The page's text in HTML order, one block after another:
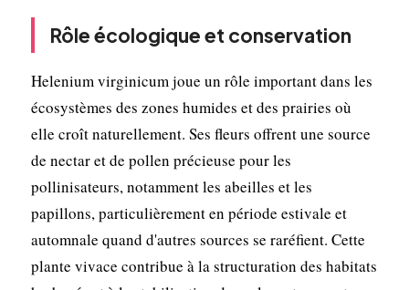
Rôle écologique et conservation
Helenium virginicum joue un rôle important dans les
écosystèmes des zones humides et des prairies où
elle croît naturellement. Ses fleurs offrent une source
de nectar et de pollen précieuse pour les
pollinisateurs, notamment les abeilles et les
papillons, particulièrement en période estivale et
automnale quand d'autres sources se raréfient. Cette
plante vivace contribue à la structuration des habitats